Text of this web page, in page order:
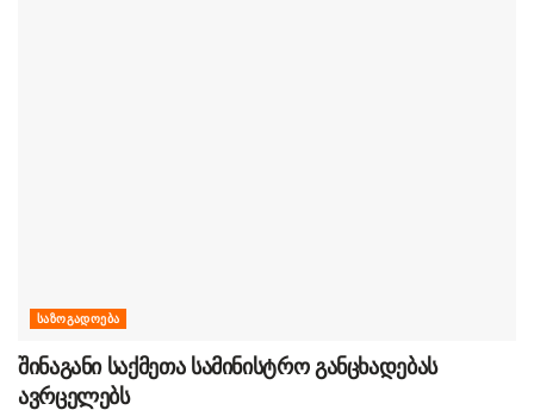
ᲡᲐᲖᲝᲒᲐᲓᲝᲔᲑᲐ
შინაგანი საქმეთა სამინისტრო განცხადებას
ავრცელებს